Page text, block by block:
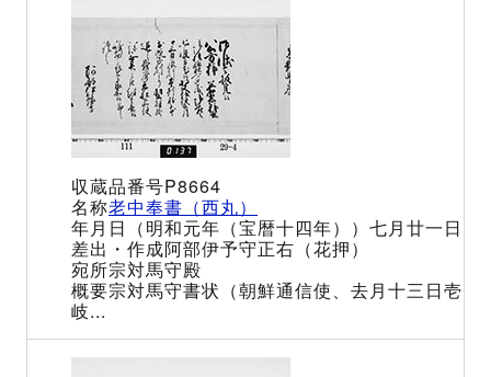
P8664
老中奉書（西丸）
（明和元年（宝暦十四年））七月廿一日
阿部伊予守正右（花押）
宗対馬守殿
宗対馬守書状（朝鮮通信使、去月十三日壱
岐...